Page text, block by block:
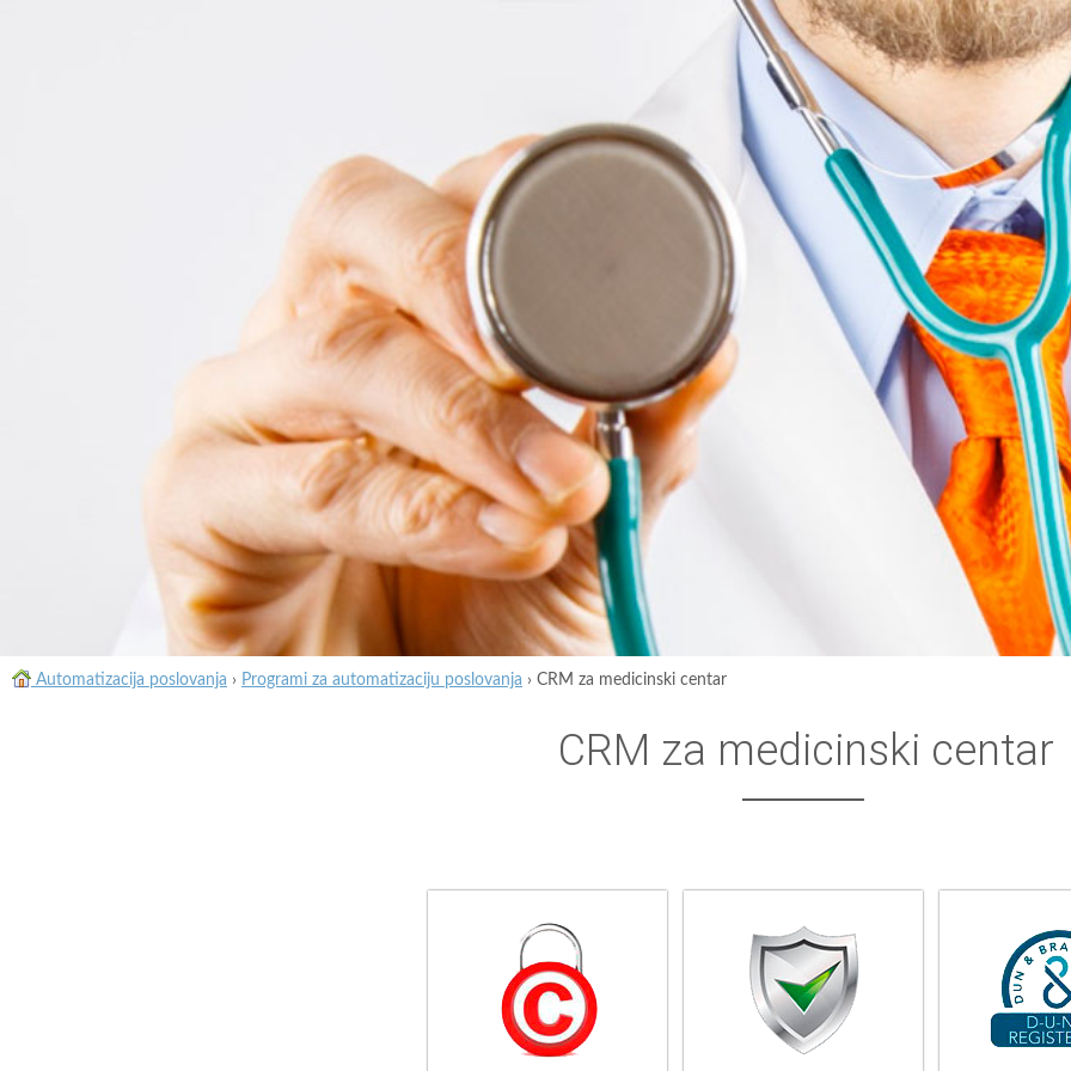
Automatizacija poslovanja › Programi za automatizaciju poslovanja › CRM za medicinski centar
CRM za medicinski centar